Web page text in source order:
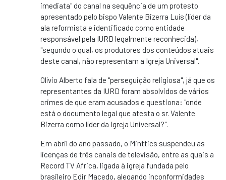
imediata" do canal na sequência de um protesto
apresentado pelo bispo Valente Bizerra Luís (líder da
ala reformista e identificado como entidade
responsável pela IURD legalmente reconhecida),
"segundo o qual, os produtores dos conteúdos atuais
deste canal, não representam a Igreja Universal".
Olívio Alberto fala de "perseguição religiosa", já que os
representantes da IURD foram absolvidos de vários
crimes de que eram acusados e questiona: "onde
está o documento legal que atesta o sr. Valente
Bizerra como líder da Igreja Universal?".
Em abril do ano passado, o Minttics suspendeu as
licenças de três canais de televisão, entre as quais a
Record TV Africa, ligada à igreja fundada pelo
brasileiro Edir Macedo, alegando inconformidades